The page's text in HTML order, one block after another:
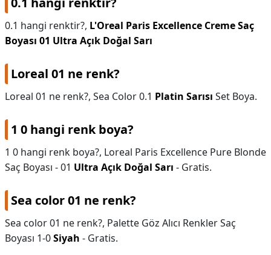
0.1 hangi renktir?, L'Oreal Paris Excellence Creme Saç
Boyası 01 Ultra Açık Doğal Sarı
Loreal 01 ne renk?
Loreal 01 ne renk?, Sea Color 0.1 Platin Sarısı Set Boya.
1 0 hangi renk boya?
1 0 hangi renk boya?, Loreal Paris Excellence Pure Blonde
Saç Boyası - 01 Ultra Açık Doğal Sarı - Gratis.
Sea color 01 ne renk?
Sea color 01 ne renk?, Palette Göz Alıcı Renkler Saç
Boyası 1-0Siyah - Gratis.